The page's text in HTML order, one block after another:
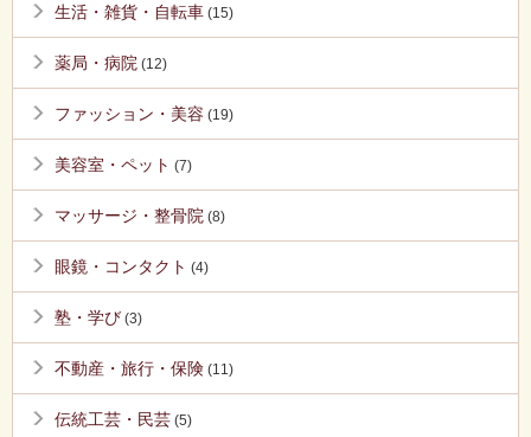
生活・雑貨・自転車 (15)
薬局・病院 (12)
ファッション・美容 (19)
美容室・ペット (7)
マッサージ・整骨院 (8)
眼鏡・コンタクト (4)
塾・学び (3)
不動産・旅行・保険 (11)
伝統工芸・民芸 (5)